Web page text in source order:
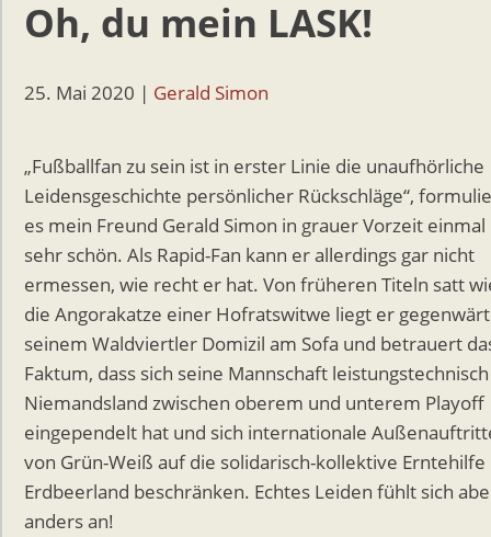
Oh, du mein LASK!
25. Mai 2020 | Gerald Simon
„Fußballfan zu sein ist in erster Linie die unaufhörliche
Leidensgeschichte persönlicher Rückschläge“,
es mein Freund Gerald Simon in grauer Vorzeit einmal
sehr schön. Als Rapid-Fan kann er allerdings gar nicht
ermessen, wie recht er hat. Von früheren Titeln satt
die Angorakatze einer Hofratswitwe liegt er
seinem Waldviertler Domizil am Sofa und betrauert
Faktum, dass sich seine Mannschaft
Niemandsland zwischen oberem und unterem Playoff
eingependelt hat und sich internationale
von Grün-Weiß auf die solidarisch-kollektive Erntehilfe
Erdbeerland beschränken. Echtes Leiden fühlt sich
anders an!